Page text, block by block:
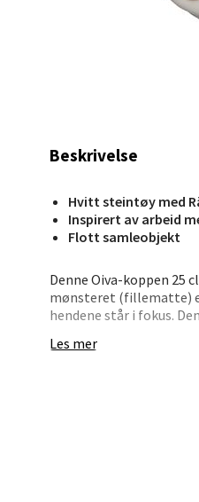
Beskrivelse
Hvitt steintøy med
Inspirert av arbeid
Flott samleobjekt
Denne Oiva-koppen
mønsteret (fillematte)
hendene står i fokus.
Les mer